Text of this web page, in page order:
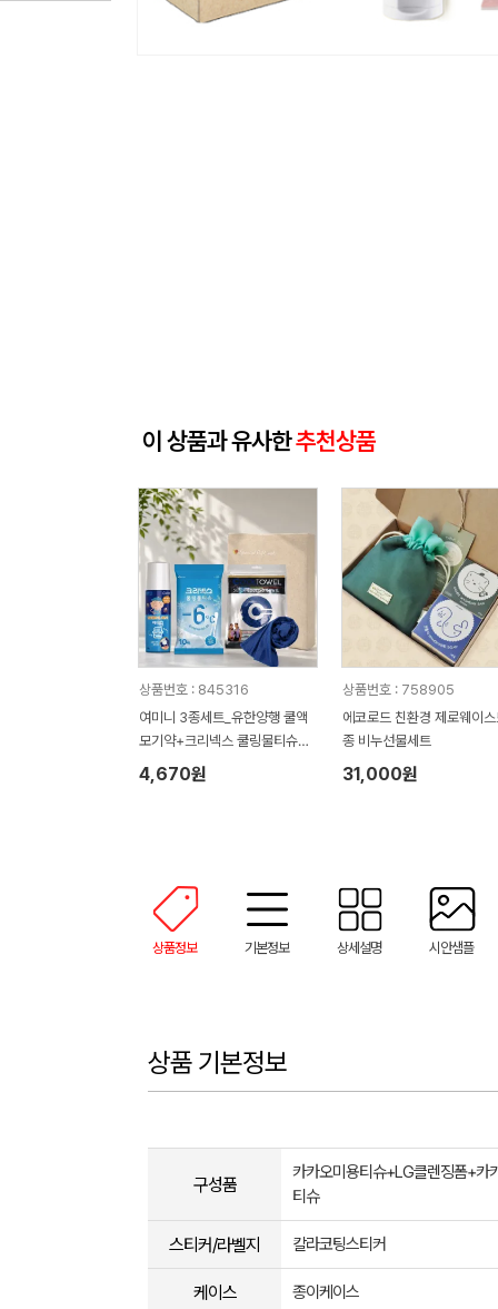
이 상품과 유사한추천상품
상품번호 : 845316
여미니 3종세트_유한양행 쿨액
모기약+크리넥스 쿨링물티슈
+아이스 쿨타올 쿨수건(기프트
박스)
4,670원
상품번호 : 758905
에코로드 친환경 제로웨이
종 비누선물세트
31,000원
상품정보 기본정보 상세설명 시안샘플
상품 기본정보
구성품
카카오미용티슈+LG클렌징폼+카
티슈
스티커/라벨지 칼라코팅스티커
케이스 종이케이스